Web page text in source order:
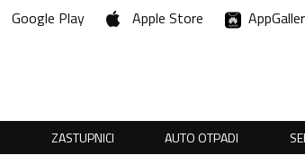
Google Play Apple Store
ZASTUPNICI AUTO OTPADI